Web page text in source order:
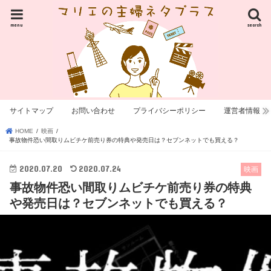
search
menu
サイトマップ お問い合わせ プライバシーポリシー 運営者情報
HOME
映画
事故物件恐い間取りムビチケ前売り券の特典や発売日は？セブンネットでも買える？
映画
2020.07.20 2020.07.24
事故物件恐い間取りムビチケ前売り券の特典
や発売日は？セブンネットでも買える？